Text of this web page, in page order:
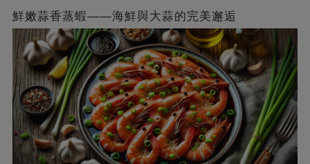
鮮嫩蒜香蒸蝦——海鮮與大蒜的完美邂逅